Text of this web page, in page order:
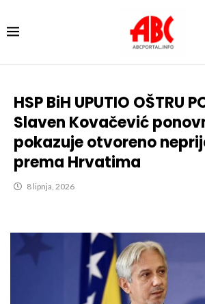
HSP BiH UPUTIO OŠTRU
Slaven Kovačević
pokazuje otvoreno
prema Hrvatima
8 lipnja, 2026